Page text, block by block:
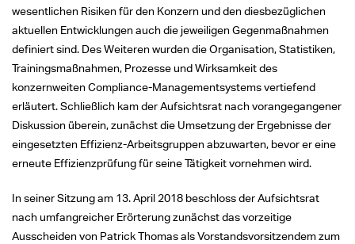
wesentlichen Risiken für den Konzern und den diesbezüglichen
aktuellen Entwicklungen auch die jeweiligen Gegenmaßnahmen
definiert sind. Des Weiteren wurden die Organisation, Statistiken,
Trainingsmaßnahmen, Prozesse und Wirksamkeit des
konzernweiten Compliance-Managementsystems vertiefend
erläutert. Schließlich kam der Aufsichtsrat nach vorangegangener
Diskussion überein, zunächst die Umsetzung der Ergebnisse der
eingesetzten Effizienz-Arbeitsgruppen abzuwarten, bevor er eine
erneute Effizienzprüfung für seine Tätigkeit vornehmen wird.
In seiner Sitzung am 13. April 2018 beschloss der Aufsichtsrat
nach umfangreicher Erörterung zunächst das vorzeitige
Ausscheiden von Patrick Thomas als Vorstandsvorsitzendem zum